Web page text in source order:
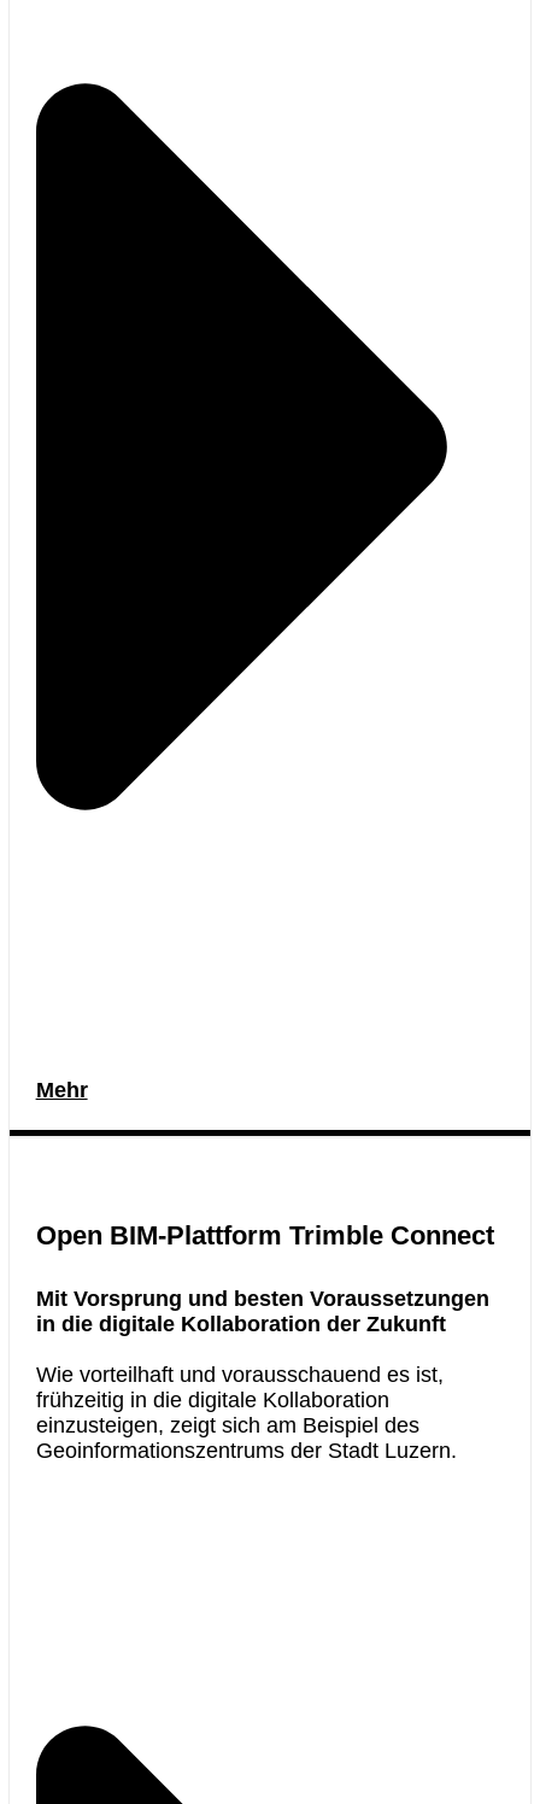
Mehr
Open BIM-Plattform Trimble Connect
Mit Vorsprung und besten Voraussetzungen
in die digitale Kollaboration der Zukunft
Wie vorteilhaft und vorausschauend es ist,
frühzeitig in die digitale Kollaboration
einzusteigen, zeigt sich am Beispiel des
Geoinformationszentrums der Stadt Luzern.